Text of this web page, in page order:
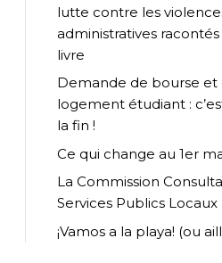
lutte contre les
administratives
livre
Demande de bourse et
logement étudiant :
la fin !
Ce qui change au 1er
La Commission
Services Publics Locaux
¡Vamos a la playa! (ou